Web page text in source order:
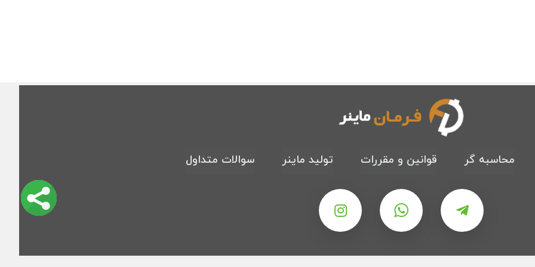
محاسبه گر قوانین و مقررات تولید ماینر سوالات متداول